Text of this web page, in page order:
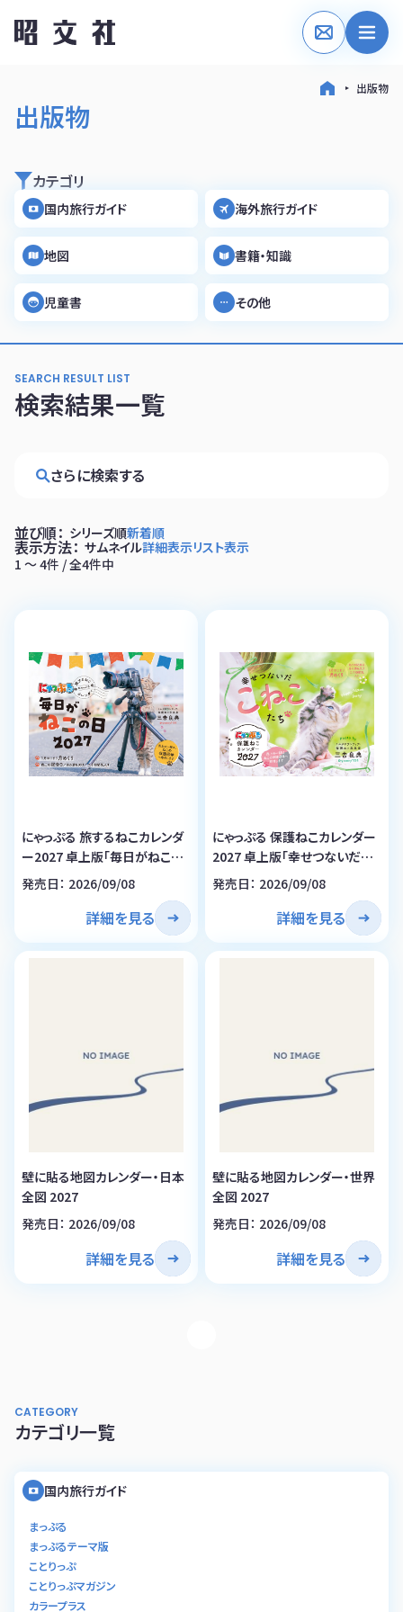
出版物
出版物
カテゴリ
国内旅行ガイド 海外旅行ガイド
地図 書籍・知識
児童書 その他
SEARCH RESULT LIST
検索結果一覧
さらに検索する
並び順： シリーズ順新着順
表示方法： サムネイル詳細表示リスト表示
1 〜 4件 / 全4件中
にゃっぷる 旅するねこカレンダ
ー2027 卓上版「毎日がねこの
日」／ねこの保護団体への寄付
つき
発売日： 2026/09/08
詳細を見る
にゃっぷる 保護ねこカレンダー
2027 卓上版「幸せつないだこ
ねこたち」／ねこの保護団体へ
の寄付つき
発売日： 2026/09/08
詳細を見る
壁に貼る地図カレンダー・日本
全図 2027
発売日： 2026/09/08
詳細を見る
壁に貼る地図カレンダー・世界
全図 2027
発売日： 2026/09/08
詳細を見る
CATEGORY
カテゴリ一覧
国内旅行ガイド
まっぷる
まっぷるテーマ版
ことりっぷ
ことりっぷマガジン
カラープラス